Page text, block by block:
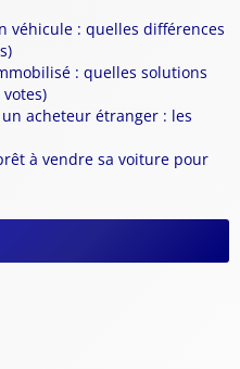
véhicule : quelles différences
: quelles solutions
acheteur étranger : les
à vendre sa voiture pour